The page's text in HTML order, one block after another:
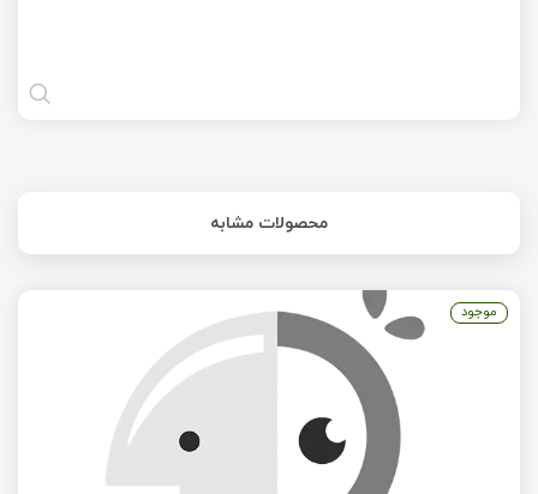
محصولات مشابه
موجود